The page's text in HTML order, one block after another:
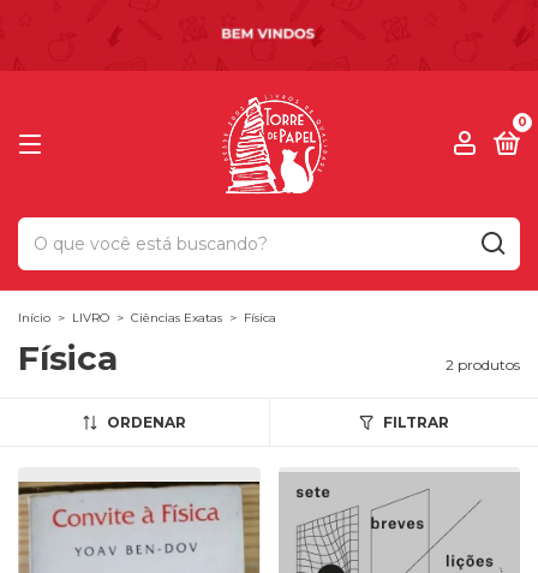
0
Início > LIVRO > Ciências Exatas > Física
Física 2 produtos
ORDENAR FILTRAR